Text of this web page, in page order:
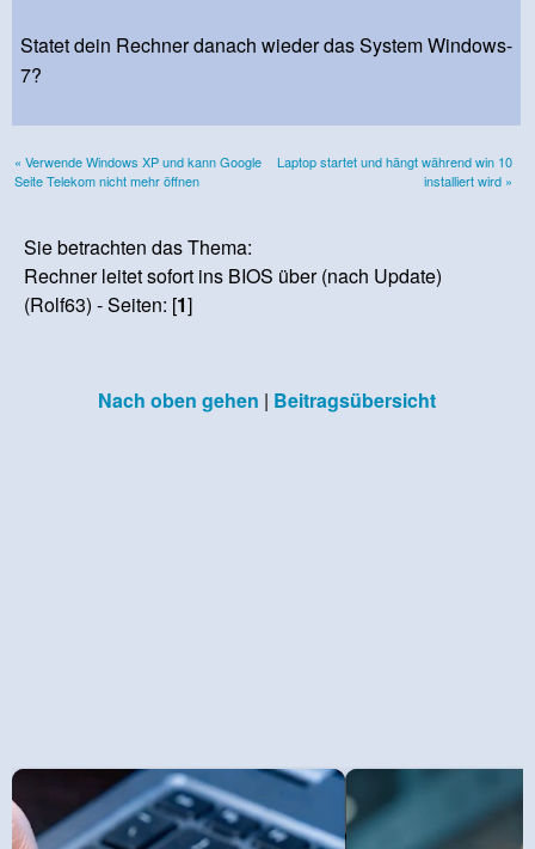
Statet dein Rechner danach wieder das System Windows-
7?
« Verwende Windows XP und kann Google
Seite Telekom nicht mehr öffnen
Laptop startet und hängt während win 10
installiert wird »
Sie betrachten das Thema:
Rechner leitet sofort ins BIOS über (nach Update)
(Rolf63) - Seiten: [1]
Nach oben gehen | Beitragsübersicht